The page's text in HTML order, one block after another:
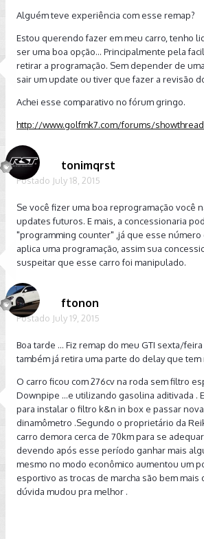
Alguém teve experiência com esse remap?
Estou querendo fazer em meu carro, tenho
ser uma boa opção... Principalmente pela
retirar a programação. Sem depender de
sair um update ou tiver que fazer a revisão
Achei esse comparativo no fórum gringo.
http://www.golfmk7.com/forums/
tonimqrst
Postado July 18, 2015
Se você fizer uma boa reprogramação você
updates futuros. E mais, a concessionaria
"programming counter" ,já que esse número
aplica uma programação, assim sua
suspeitar que esse carro foi manipulado.
ftonon
Postado July 19, 2015
Boa tarde ... Fiz remap do meu GTI sexta/
também já retira uma parte do delay que
O carro ficou com 276cv na roda sem filtro
Downpipe ...e utilizando gasolina aditivada .
para instalar o filtro k&n in box e passar
dinamômetro .Segundo o proprietário da
carro demora cerca de 70km para se
devendo após esse período ganhar mais
mesmo no modo econômico aumentou um
esportivo as trocas de marcha são bem mais
dúvida mudou pra melhor .